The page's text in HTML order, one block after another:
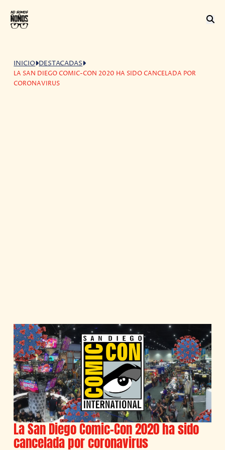
INICIO DESTACADAS
LA SAN DIEGO COMIC-CON 2020 HA SIDO CANCELADA POR
CORONAVIRUS
La San Diego Comic-Con 2020 ha sido
cancelada por coronavirus